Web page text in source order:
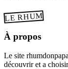
LE RHUM
À propos
Le site
découvrir et a